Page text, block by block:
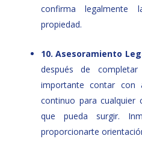
confirma legalmente
propiedad.
10. Asesoramiento
después de
importante contar con
continuo para cualquier
que pueda surgir.
proporcionarte